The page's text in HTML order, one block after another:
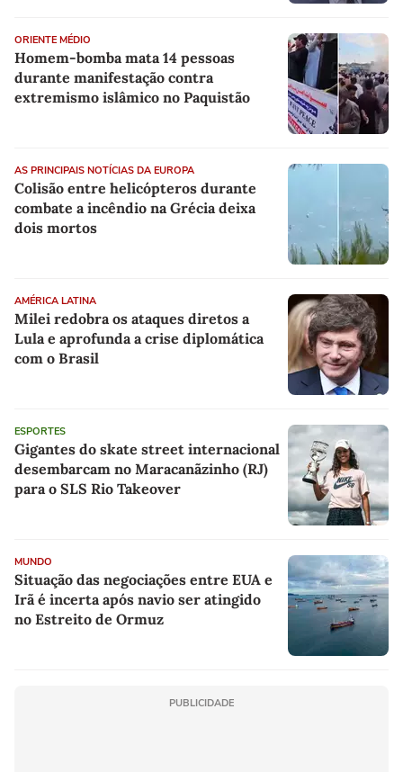
ORIENTE MÉDIO
Homem-bomba mata 14 pessoas
durante manifestação contra
extremismo islâmico no Paquistão
AS PRINCIPAIS NOTÍCIAS DA EUROPA
Colisão entre helicópteros durante
combate a incêndio na Grécia deixa
dois mortos
AMÉRICA LATINA
Milei redobra os ataques diretos a
Lula e aprofunda a crise diplomática
com o Brasil
ESPORTES
Gigantes do skate street internacional
desembarcam no Maracanãzinho (RJ)
para o SLS Rio Takeover
MUNDO
Situação das negociações entre EUA e
Irã é incerta após navio ser atingido
no Estreito de Ormuz
PUBLICIDADE